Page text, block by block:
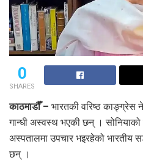
0
SHARES
काठमाडौँ – भारतकी वरिष्ठ काङ्ग्रेस
गान्धी अस्वस्थ भएकी छन् । सोनियाको
अस्पतालमा उपचार भइरहेको भारतीय
छन् ।